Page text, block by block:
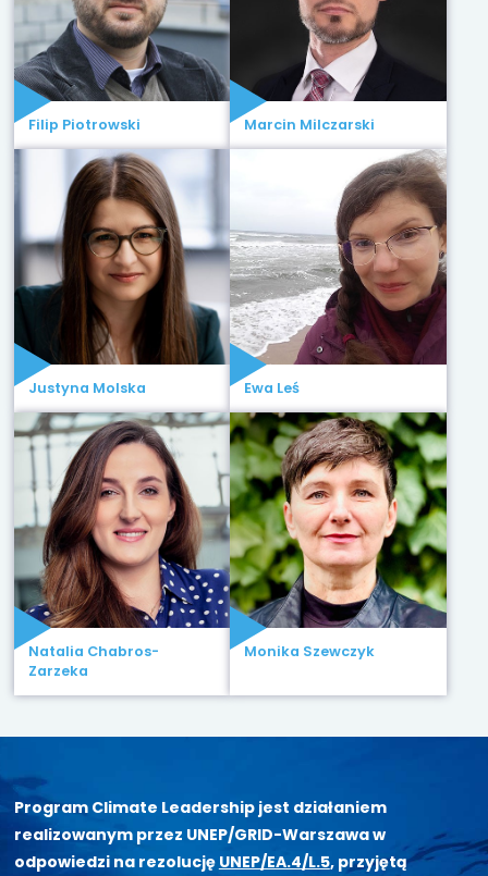
Filip Piotrowski Marcin Milczarski
Justyna Molska Ewa Leś
Natalia Chabros-
Zarzeka
Monika Szewczyk
Program Climate Leadership jest działaniem
realizowanym przez UNEP/GRID-Warszawa w
odpowiedzi na rezolucję UNEP/EA.4/L.5, przyjętą